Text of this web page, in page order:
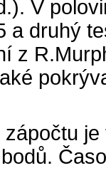
V
a druhý
z